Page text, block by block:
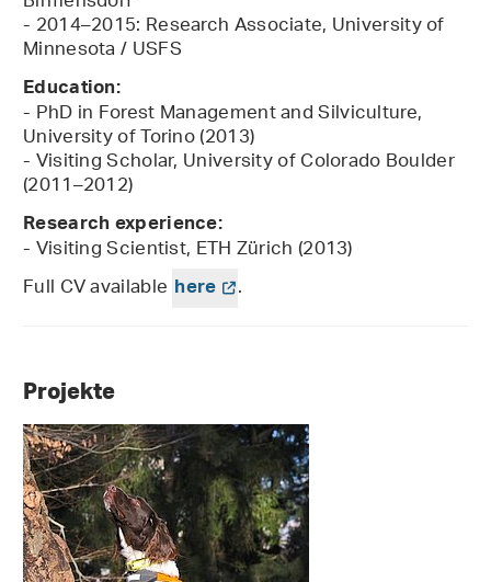
- 2014–2015: Research Associate, University of
Minnesota / USFS
Education:
- PhD in Forest Management and Silviculture,
University of Torino (2013)
- Visiting Scholar, University of Colorado Boulder
(2011–2012)
Research experience:
- Visiting Scientist, ETH Zürich (2013)
Full CV available here .
Projekte